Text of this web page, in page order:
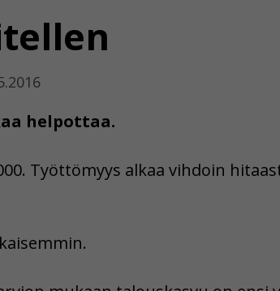
helpottaa.
Työttömyys alkaa vihdoin